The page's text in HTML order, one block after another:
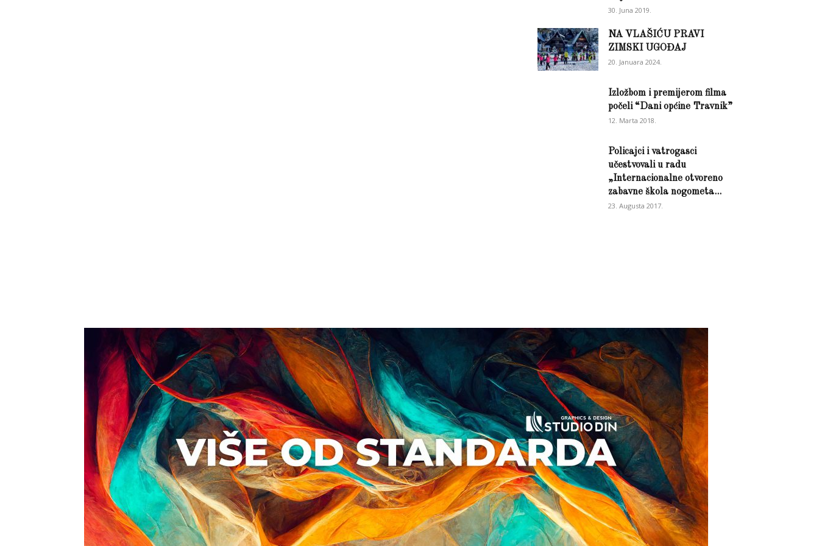
30. Juna 2019.
NA VLAŠIĆU PRAVI
ZIMSKI UGOĐAJ
20. Januara 2024.
Izložbom i premijerom filma
počeli “Dani općine Travnik”
12. Marta 2018.
Policajci i vatrogasci
učestvovali u radu
„Internacionalne otvoreno
zabavne škola nogometa...
23. Augusta 2017.